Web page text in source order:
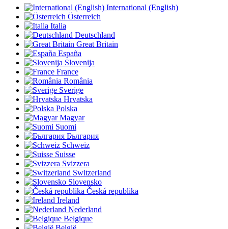
International (English)
Österreich
Italia
Deutschland
Great Britain
España
Slovenija
France
România
Sverige
Hrvatska
Polska
Magyar
Suomi
България
Schweiz
Suisse
Svizzera
Switzerland
Slovensko
Česká republika
Ireland
Nederland
Belgique